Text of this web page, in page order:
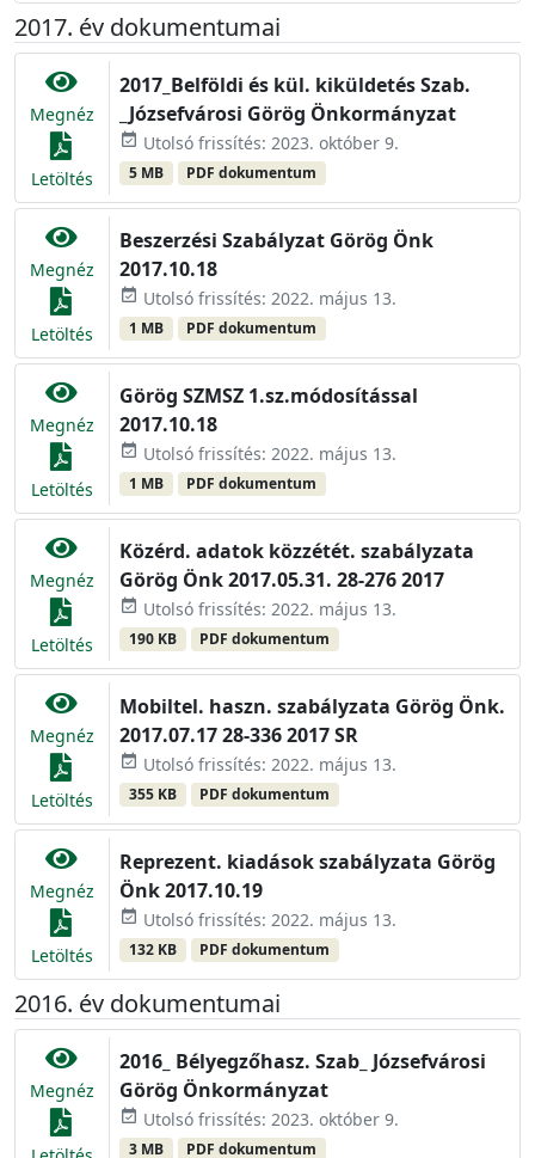
2017. év dokumentumai
Megnéz
Letöltés
2017_Belföldi és kül. kiküldetés Szab.
_Józsefvárosi Görög Önkormányzat
event_available Utolsó frissítés: 2023. október 9.
5 MB PDF dokumentum
Megnéz
Letöltés
Beszerzési Szabályzat Görög Önk
2017.10.18
event_available Utolsó frissítés: 2022. május 13.
1 MB PDF dokumentum
Megnéz
Letöltés
Görög SZMSZ 1.sz.módosítással
2017.10.18
event_available Utolsó frissítés: 2022. május 13.
1 MB PDF dokumentum
Megnéz
Letöltés
Közérd. adatok közzétét. szabályzata
Görög Önk 2017.05.31. 28-276 2017
event_available Utolsó frissítés: 2022. május 13.
190 KB PDF dokumentum
Megnéz
Letöltés
Mobiltel. haszn. szabályzata Görög Önk.
2017.07.17 28-336 2017 SR
event_available Utolsó frissítés: 2022. május 13.
355 KB PDF dokumentum
Megnéz
Letöltés
Reprezent. kiadások szabályzata Görög
Önk 2017.10.19
event_available Utolsó frissítés: 2022. május 13.
132 KB PDF dokumentum
2016. év dokumentumai
Megnéz
2016_ Bélyegzőhasz. Szab_ Józsefvárosi
Görög Önkormányzat
event_available Utolsó frissítés: 2023. október 9.
3 MB PDF dokumentum